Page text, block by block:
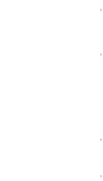
›
›
›
›